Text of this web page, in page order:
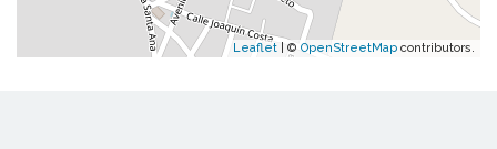
Leaflet | © OpenStreetMap contributors.